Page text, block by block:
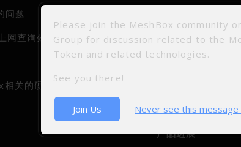
问题
网查询效率
关的硬件技术的研究工作，包含TEE方面未来的可
产品进展
Please join the MeshBox community
Group for discussion related to the
Token and related technologies.
See you there!
Join Us Never see this message